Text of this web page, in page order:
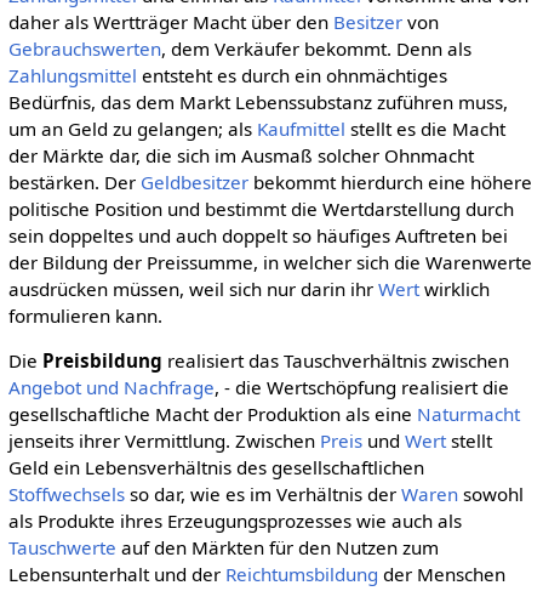
daher als Wertträger Macht über den Besitzervon
Gebrauchswerten, dem Verkäufer bekommt. Denn als
Zahlungsmittel entsteht es durch ein ohnmächtiges
Bedürfnis, das dem Markt Lebenssubstanz zuführen muss,
um an Geld zu gelangen; als Kaufmittel stellt es die Macht
der Märkte dar, die sich im Ausmaß solcher Ohnmacht
bestärken. Der Geldbesitzerbekommt hierdurch eine höhere
politische Position und bestimmt die Wertdarstellung durch
sein doppeltes und auch doppelt so häufiges Auftreten bei
der Bildung der Preissumme, in welcher sich die Warenwerte
ausdrücken müssen, weil sich nur darin ihr Wertwirklich
formulieren kann.
Die Preisbildung realisiert das Tauschverhältnis zwischen
Angebot und Nachfrage, - die Wertschöpfung realisiert die
gesellschaftliche Macht der Produktion als eine Naturmacht
jenseits ihrer Vermittlung. Zwischen Preisund Wertstellt
Geld ein Lebensverhältnis des gesellschaftlichen
Stoffwechselsso dar, wie es im Verhältnis der Warensowohl
als Produkte ihres Erzeugungsprozesses wie auch als
Tauschwerte auf den Märkten für den Nutzen zum
Lebensunterhalt und der Reichtumsbildung der Menschen